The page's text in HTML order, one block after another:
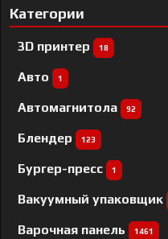
Категории
3D принтер 18
Авто 1
Автомагнитола 92
Блендер 123
Бургер-пресс 1
Вакуумный упаковщик
Варочная панель 1461